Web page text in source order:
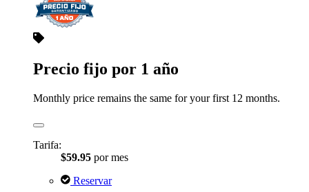
Precio fijo por 1 año
Monthly price remains the same for your first 12 months.
Tarifa:
$59.95 por mes
Reservar